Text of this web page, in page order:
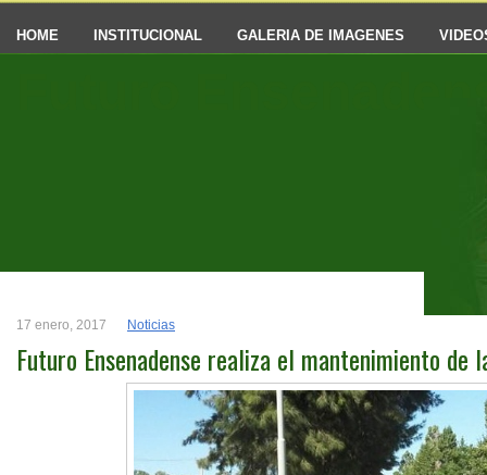
HOME INSTITUCIONAL GALERIA DE IMAGENES
17 enero, 2017 Noticias
Futuro Ensenadense realiza el mantenimiento de